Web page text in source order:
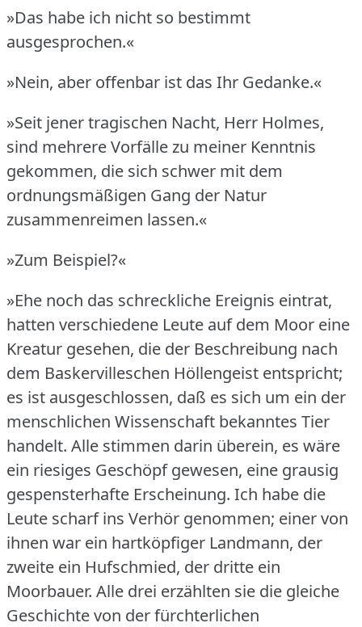
»Das habe ich nicht so bestimmt
ausgesprochen.«
»Nein, aber offenbar ist das Ihr Gedanke.«
»Seit jener tragischen Nacht, Herr Holmes,
sind mehrere Vorfälle zu meiner Kenntnis
gekommen, die sich schwer mit dem
ordnungsmäßigen Gang der Natur
zusammenreimen lassen.«
»Zum Beispiel?«
»Ehe noch das schreckliche Ereignis eintrat,
hatten verschiedene Leute auf dem Moor eine
Kreatur gesehen, die der Beschreibung nach
dem Baskervilleschen Höllengeist entspricht;
es ist ausgeschlossen, daß es sich um ein der
menschlichen Wissenschaft bekanntes Tier
handelt. Alle stimmen darin überein, es wäre
ein riesiges Geschöpf gewesen, eine grausig
gespensterhafte Erscheinung. Ich habe die
Leute scharf ins Verhör genommen; einer von
ihnen war ein hartköpfiger Landmann, der
zweite ein Hufschmied, der dritte ein
Moorbauer. Alle drei erzählten sie die gleiche
Geschichte von der fürchterlichen